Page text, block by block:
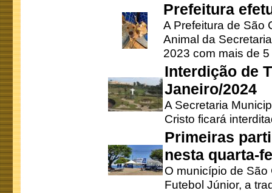
Prefeitura
A Prefeitura de São
Animal da
2023 com mais de 5
Interdição de
Janeiro/2024
A Secretaria
Cristo ficará
Primeiras
nesta quarta-
O município de
Futebol Júnior, a